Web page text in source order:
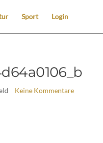
Sport Login
Keine Kommentare